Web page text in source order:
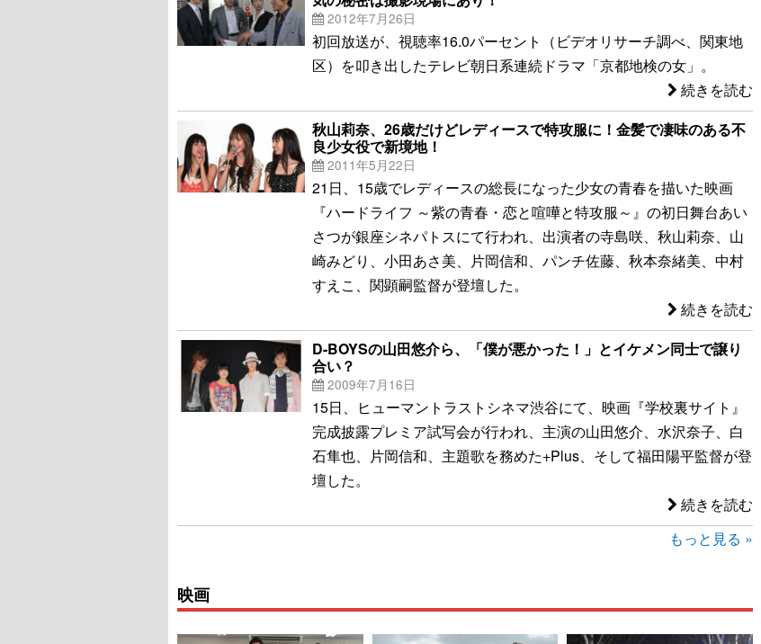
2012年7月26日
初回放送が、視聴率16.0パーセント（ビデオリサーチ調べ、関東地
区）を叩き出したテレビ朝日系連続ドラマ「京都地検の女」。
続きを読む
秋山莉奈、26歳だけどレディースで特攻服に！金髪で凄味のある不
良少女役で新境地！
2011年5月22日
21日、15歳でレディースの総長になった少女の青春を描いた映画
『ハードライフ ～紫の青春・恋と喧嘩と特攻服～』の初日舞台あい
さつが銀座シネパトスにて行われ、出演者の寺島咲、秋山莉奈、山
崎みどり、小田あさ美、片岡信和、パンチ佐藤、秋本奈緒美、中村
すえこ、関顕嗣監督が登壇した。
続きを読む
D-BOYSの山田悠介ら、「僕が悪かった！」とイケメン同士で譲り
合い？
2009年7月16日
15日、ヒューマントラストシネマ渋谷にて、映画『学校裏サイト』
完成披露プレミア試写会が行われ、主演の山田悠介、水沢奈子、白
石隼也、片岡信和、主題歌を務めた+Plus、そして福田陽平監督が登
壇した。
続きを読む
もっと見る »
映画